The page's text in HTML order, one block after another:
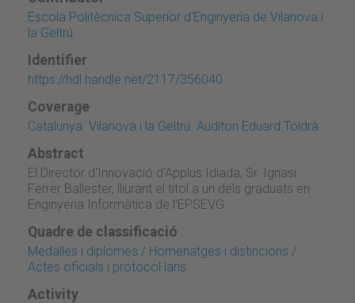
Escola Politècnica Superior d'Enginyeria de Vilanova i
la Geltrú
Identifier
https://hdl.handle.net/2117/356040
Coverage
Catalunya. Vilanova i la Geltrú. Auditori Eduard Toldrà
Abstract
El Director d'Innovació d'Applus Idiada, Sr. Ignasi
Ferrer Ballester, lliurant el títol a un dels graduats en
Enginyeria Informàtica de l'EPSEVG
Quadre de classificació
Medalles i diplomes / Homenatges i distincions /
Actes oficials i protocol·laris
Activity